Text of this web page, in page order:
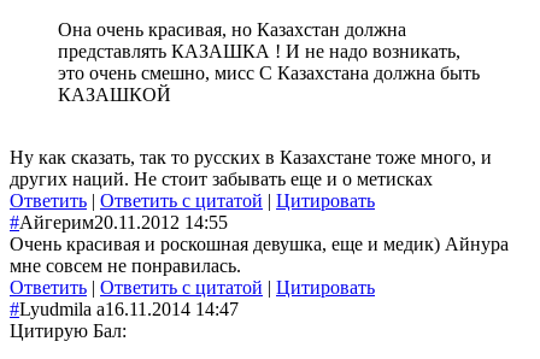
Она очень красивая, но Казахстан должна
представлять КАЗАШКА ! И не надо возникать,
это очень смешно, мисс С Казахстана должна быть
КАЗАШКОЙ
Ну как сказать, так то русских в Казахстане тоже много, и
других наций. Не стоит забывать еще и о метисках
Ответить | Ответить с цитатой | Цитировать
#Айгерим20.11.2012 14:55
Очень красивая и роскошная девушка, еще и медик) Айнура
мне совсем не понравилась.
Ответить | Ответить с цитатой | Цитировать
#Lyudmila а16.11.2014 14:47
Цитирую Бал: